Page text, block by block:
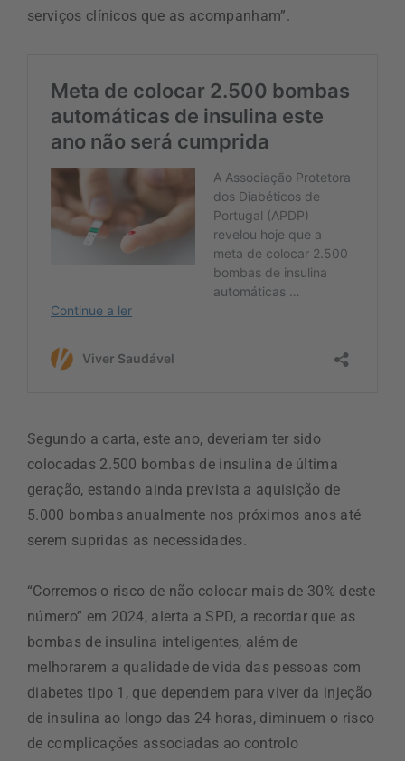
serviços clínicos que as acompanham”.
Segundo a carta, este ano, deveriam ter sido
colocadas 2.500 bombas de insulina de última
geração, estando ainda prevista a aquisição de
5.000 bombas anualmente nos próximos anos até
serem supridas as necessidades.
“Corremos o risco de não colocar mais de 30% deste
número” em 2024, alerta a SPD, a recordar que as
bombas de insulina inteligentes, além de
melhorarem a qualidade de vida das pessoas com
diabetes tipo 1, que dependem para viver da injeção
de insulina ao longo das 24 horas, diminuem o risco
de complicações associadas ao controlo